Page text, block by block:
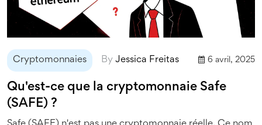
Cryptomonnaies By Jessica Freitas 6 avril, 2025
Qu'est-ce que la cryptomonnaie Safe
(SAFE) ?